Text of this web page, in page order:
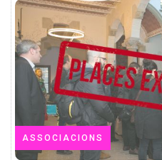
ASSOCIACIONS